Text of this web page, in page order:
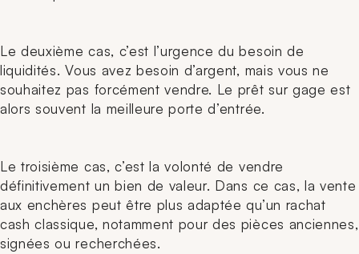
Le deuxième cas, c’est l’urgence du besoin de
liquidités. Vous avez besoin d’argent, mais vous ne
souhaitez pas forcément vendre. Le prêt sur gage est
alors souvent la meilleure porte d’entrée.
Le troisième cas, c’est la volonté de vendre
définitivement un bien de valeur. Dans ce cas, la vente
aux enchères peut être plus adaptée qu’un rachat
cash classique, notamment pour des pièces anciennes,
signées ou recherchées.